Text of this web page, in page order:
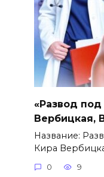
«Развод
Вербицкая,
Название:
Кира
0 9